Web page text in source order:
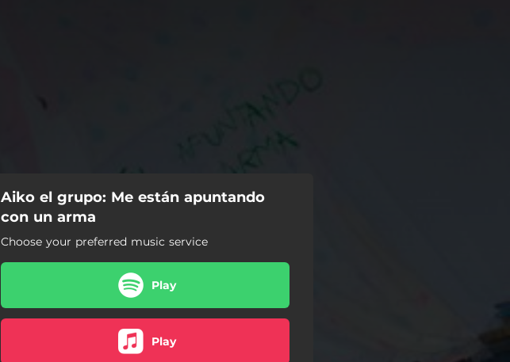
Aiko el grupo: Me están apuntando
con un arma
Choose your preferred music service
Play
Play